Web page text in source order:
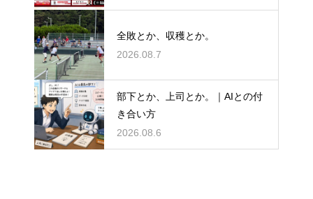
全敗とか、収穫とか。
2026.08.7
部下とか、上司とか。｜AIとの付
き合い方
2026.08.6